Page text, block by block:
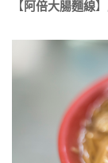
【阿倍大腸麵線